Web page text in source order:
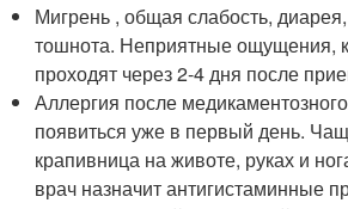
Мигрень , общая слабость,
тошнота. Неприятные ощущения,
проходят через 2-4 дня после
Аллергия после
появиться уже в первый день.
крапивница на животе, руках и
врач назначит антигистаминные